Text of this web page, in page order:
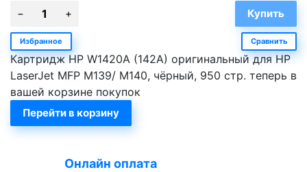
Избранное Сравнить
Картридж HP W1420A (142A) оригинальный для HP
LaserJet MFP M139/ M140, чёрный, 950 стр. теперь в
вашей корзине покупок
Перейти в корзину
Онлайн оплата